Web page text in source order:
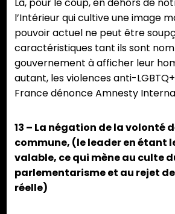
l’Intérieur qui cultive une image
pouvoir actuel ne peut être
caractéristiques tant ils sont
gouvernement à afficher leur
autant, les violences anti-
France dénonce Amnesty
13 – La négation de la volonté
commune, (le leader en étant
valable, ce qui mène au culte
parlementarisme et au rejet
réelle)